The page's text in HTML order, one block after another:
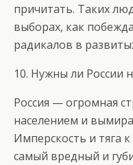
причитать. Таких
выборах, как
радикалов в
10. Нужны ли России
Россия — огромная
населением и
Имперскость и тяга
самый вредный и